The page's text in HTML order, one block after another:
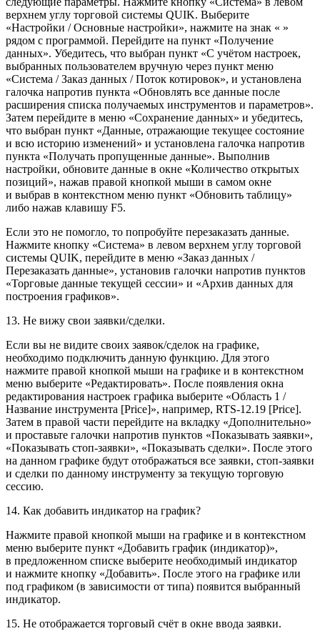
верхнем углу торговой системы QUIK. Выберите
«Настройки / Основные настройки», нажмите на знак « »
рядом с программой. Перейдите на пункт «Получение
данных». Убедитесь, что выбран пункт «С учётом настроек,
выбранных пользователем вручную через пункт меню
«Система / Заказ данных / Поток котировок», и установлена
галочка напротив пункта «Обновлять все данные после
расширения списка получаемых инструментов и параметров».
Затем перейдите в меню «Сохранение данных» и убедитесь,
что выбран пункт «Данные, отражающие текущее состояние
и всю историю изменений» и установлена галочка напротив
пункта «Получать пропущенные данные». Выполнив
настройки, обновите данные в окне «Количество открытых
позиций», нажав правой кнопкой мыши в самом окне
и выбрав в контекстном меню пункт «Обновить таблицу»
либо нажав клавишу F5.
Если это не помогло, то попробуйте перезаказать данные.
Нажмите кнопку «Система» в левом верхнем углу торговой
системы QUIK, перейдите в меню «Заказ данных /
Перезаказать данные», установив галочки напротив пунктов
«Торговые данные текущей сессии» и «Архив данных для
построения графиков».
13. Не вижу свои заявки/сделки.
Если вы не видите своих заявок/сделок на графике,
необходимо подключить данную функцию. Для этого
нажмите правой кнопкой мыши на графике и в контекстном
меню выберите «Редактировать». После появления окна
редактирования настроек графика выберите «Область 1 /
Название инструмента [Price]», например, RTS-12.19 [Price].
Затем в правой части перейдите на вкладку «Дополнительно»
и проставьте галочки напротив пунктов «Показывать заявки»,
«Показывать стоп-заявки», «Показывать сделки». После этого
на данном графике будут отображаться все заявки, стоп-заявки
и сделки по данному инструменту за текущую торговую
сессию.
14. Как добавить индикатор на график?
Нажмите правой кнопкой мыши на графике и в контекстном
меню выберите пункт «Добавить график (индикатор)»,
в предложенном списке выберите необходимый индикатор
и нажмите кнопку «Добавить». После этого на графике или
под графиком (в зависимости от типа) появится выбранный
индикатор.
15. Не отображается торговый счёт в окне ввода заявки.